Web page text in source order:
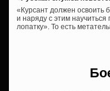
«Курсант должен освоить
и наряду с этим
лопатку». То есть